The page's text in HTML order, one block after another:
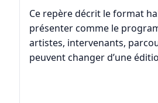
Ce repère décrit le format
présenter comme le
artistes, intervenants,
peuvent changer d’une